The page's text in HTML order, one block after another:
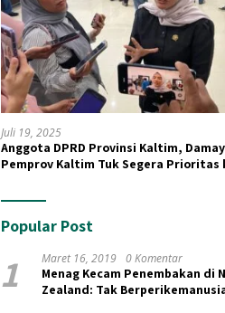
Juli 19, 2025
Anggota DPRD Provinsi Kaltim,
Pemprov Kaltim Tuk Segera Prioritas
Popular Post
1 Maret 16, 2019 0 Komentar
Menag Kecam Penembakan di
Zealand: Tak